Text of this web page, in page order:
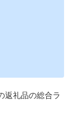
返礼品の総合ラ